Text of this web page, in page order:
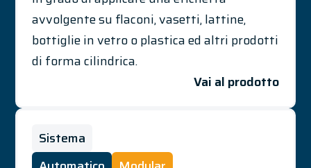
avvolgente su flaconi, vasetti, lattine,
bottiglie in vetro o plastica ed altri prodotti
di forma cilindrica.
Vai al prodotto
Sistema